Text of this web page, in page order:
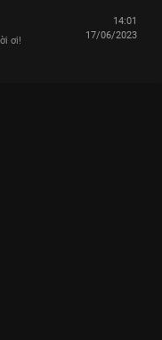
ơi!
14:01
17/06/2023